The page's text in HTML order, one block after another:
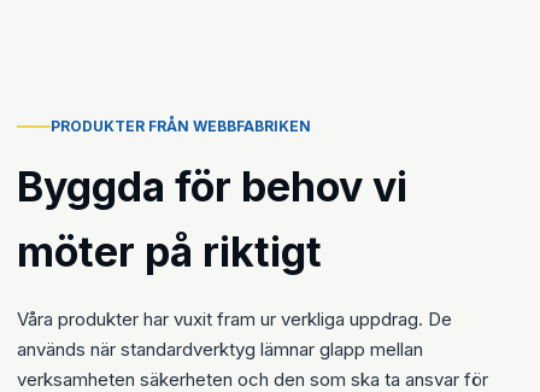
PRODUKTER FRÅN WEBBFABRIKEN
Byggda för behov vi
möter på riktigt
Våra produkter har vuxit fram ur verkliga uppdrag. De
används när standardverktyg lämnar glapp mellan
verksamheten säkerheten och den som ska ta ansvar för